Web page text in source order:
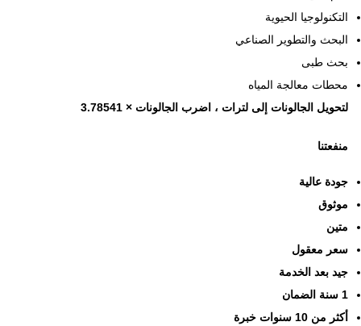
التكنولوجيا الحيوية
البحث والتطوير الصناعي
بحث طبى
محطات معالجة المياه
لتحويل الجالونات إلى لترات ، اضرب الجالونات × 3.78541
منفعتنا
جودة عالية
موثوق
متين
سعر معقول
جيد بعد الخدمة
1 سنة الضمان
أكثر من 10 سنوات خبرة